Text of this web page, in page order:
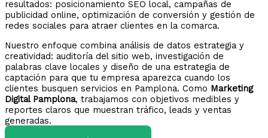
resultados: posicionamiento SEO local, campañas de
publicidad online, optimización de conversión y gestión de
redes sociales para atraer clientes en la comarca.
Nuestro enfoque combina análisis de datos estrategia y
creatividad: auditoría del sitio web, investigación de
palabras clave locales y diseño de una estrategia de
captación para que tu empresa aparezca cuando los
clientes busquen servicios en Pamplona. Como Marketing
Digital Pamplona, trabajamos con objetivos medibles y
reportes claros que muestran tráfico, leads y ventas
generadas.